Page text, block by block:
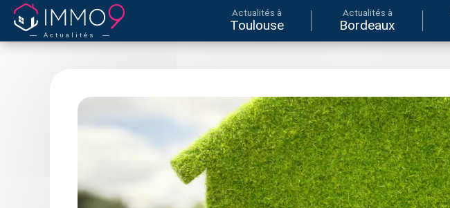
Actualités
Actualités à
Toulouse
Actualités à
Bordeaux